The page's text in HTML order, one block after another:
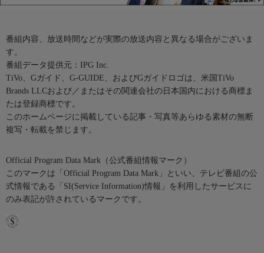
番組内容、放送時間などが実際の放送内容と異なる場合がございま
す。
番組データ提供元：IPG Inc.
TiVo、Gガイド、G-GUIDE、およびGガイドロゴは、米国TiVo
Brands LLCおよび／またはその関連会社の日本国内における商標ま
たは登録商標です。
このホームページに掲載している記事・写真等あらゆる素材の無断
複写・転載を禁じます。
Official Program Data Mark（公式番組情報マーク）
このマークは「Official Program Data Mark」といい、テレビ番組の公
式情報である「SI(Service Information)情報」を利用したサービスに
のみ表記が許されているマークです。